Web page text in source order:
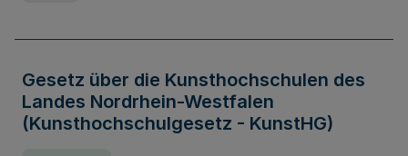
Gesetz über die Kunsthochschulen des
Landes Nordrhein-Westfalen
(Kunsthochschulgesetz - KunstHG)